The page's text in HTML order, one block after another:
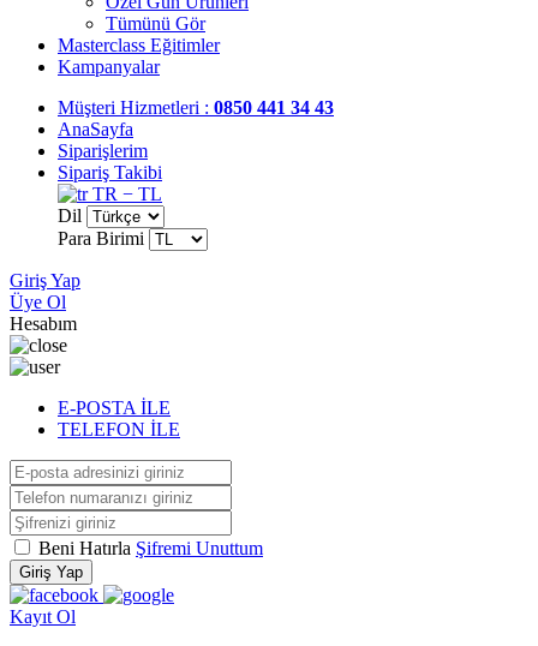
Tümünü Gör
Masterclass Eğitimler
Kampanyalar
Müşteri Hizmetleri : 0850 441 34 43
AnaSayfa
Siparişlerim
Sipariş Takibi
TR − TL
Dil
Para Birimi
Giriş Yap
Üye Ol
Hesabım
E-POSTA İLE
TELEFON İLE
Beni Hatırla Şifremi Unuttum
Giriş Yap
Kayıt Ol